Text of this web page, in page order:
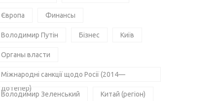
Європа Финансы
Володимир Путін Бізнес Київ
Органы власти
Міжнародні санкції щодо Росії (2014—
дотепер)
Володимир Зеленський Китай (регіон)